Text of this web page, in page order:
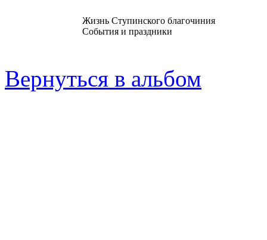
Жизнь Ступинского благочиния
События и праздники
Вернуться в альбом